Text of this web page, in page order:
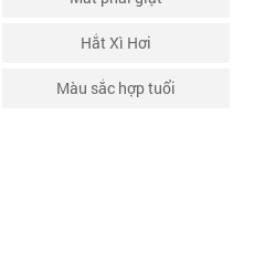
Hắt Xì Hơi
Màu sắc hợp tuổi